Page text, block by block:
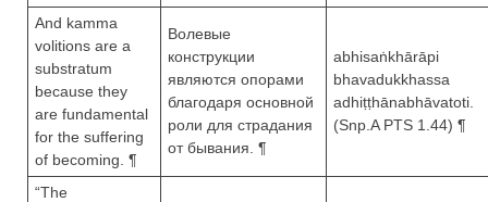
And kamma
volitions are a
substratum
because they
are fundamental
for the suffering
of becoming. ¶
Волевые
конструкции
являются опорами
благодаря основной
роли для страдания
от бывания. ¶
abhisaṅkhārāpi
bhavadukkhassa
adhiṭṭhānabhāvatoti.
(Snp.A PTS 1.44) ¶
“The